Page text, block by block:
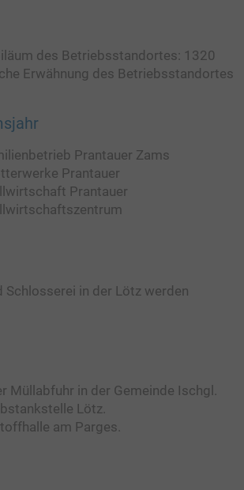
UND ZUBEHÖR
des Betriebsstandortes: 1320
Erwähnung des Betriebsstandortes
Prantauer Zams
Prantauer
Prantauer
Schlosserei in der Lötz werden
Müllabfuhr in der Gemeinde Ischgl.
Lötz.
am Parges.